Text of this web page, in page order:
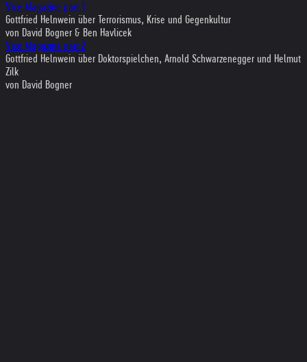
Vice Magazine part 1
Gottfried Helnwein über Terrorismus, Krise und Gegenkultur
von David Bogner & Ben Havlicek
Vice Magazine part 2
Gottfried Helnwein über Doktorspielchen, Arnold Schwarzenegger und Helmut
Zilk
von David Bogner